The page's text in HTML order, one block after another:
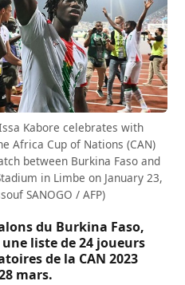
Kabore celebrates with
Africa Cup of Nations (CAN)
between Burkina Faso and
in Limbe on January 23,
SANOGO / AFP)
du Burkina Faso,
liste de 24 joueurs
de la CAN 2023
mars.